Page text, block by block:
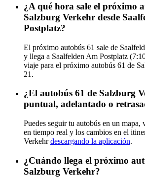
¿A qué hora sale el próximo
Salzburg Verkehr desde
Postplatz?
El próximo autobús 61 sale de
y llega a Saalfelden Am Postplatz
viaje para el próximo autobús 61 de
21.
¿El autobús 61 de Salzburg
puntual, adelantado o
Puedes seguir tu autobús en un mapa,
en tiempo real y los cambios en el
Verkehrdescargando la aplicación.
¿Cuándo llega el próximo
Salzburg Verkehr?